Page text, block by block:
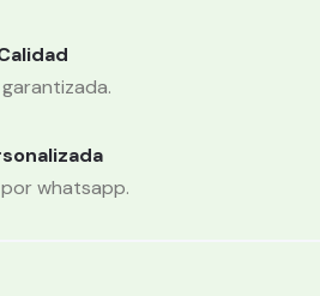
whatsapp.